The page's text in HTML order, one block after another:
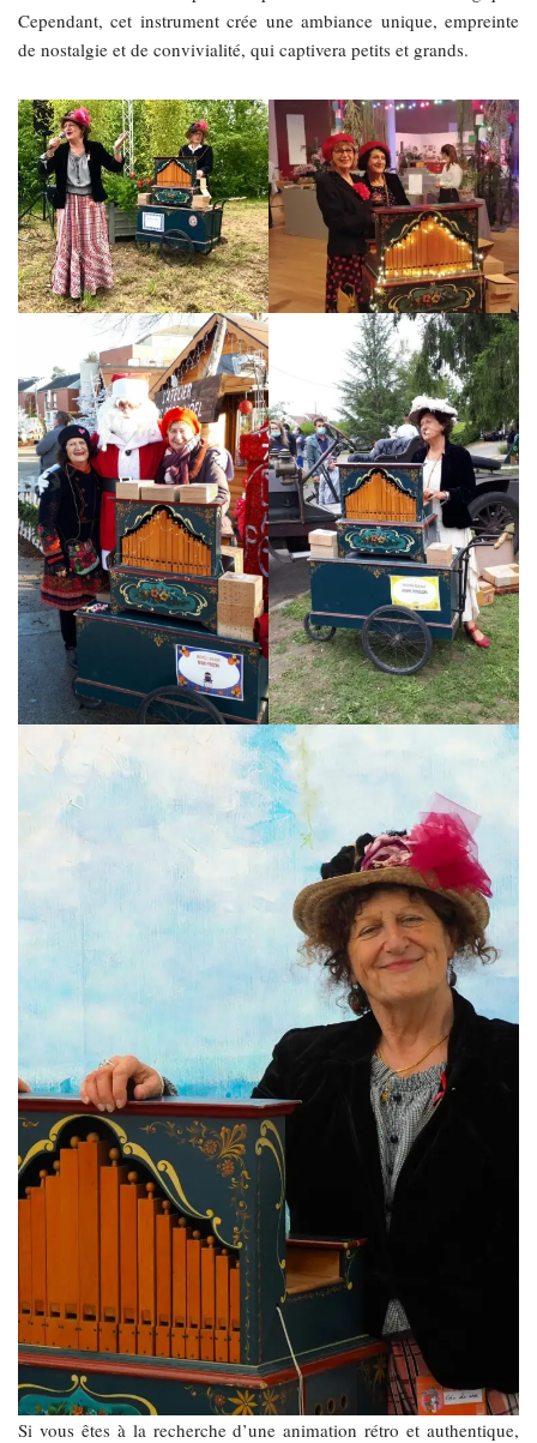
Cependant, cet instrument crée une ambiance unique, empreinte
de nostalgie et de convivialité, qui captivera petits et grands.
Si vous êtes à la recherche d’une animation rétro et authentique,